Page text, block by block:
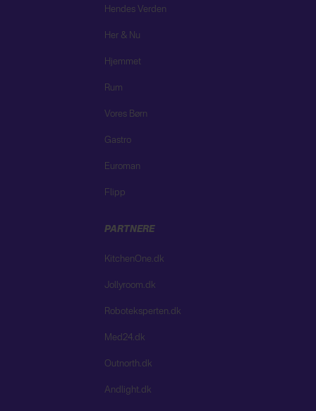
Hendes Verden
Her & Nu
Hjemmet
Rum
Vores Børn
Gastro
Euroman
Flipp
PARTNERE
KitchenOne.dk
Jollyroom.dk
Roboteksperten.dk
Med24.dk
Outnorth.dk
Andlight.dk